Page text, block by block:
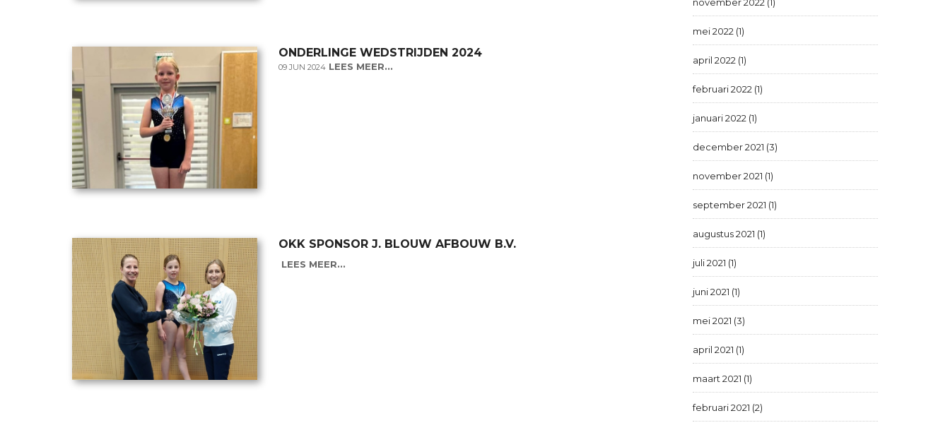
ONDERLINGE WEDSTRIJDEN 2024
09 JUN 2024 LEES MEER...
OKK SPONSOR J. BLOUW AFBOUW B.V.
LEES MEER...
mei 2022 (1)
april 2022 (1)
februari 2022 (1)
januari 2022 (1)
december 2021 (3)
november 2021 (1)
september 2021 (1)
augustus 2021 (1)
juli 2021 (1)
juni 2021 (1)
mei 2021 (3)
april 2021 (1)
maart 2021 (1)
februari 2021 (2)